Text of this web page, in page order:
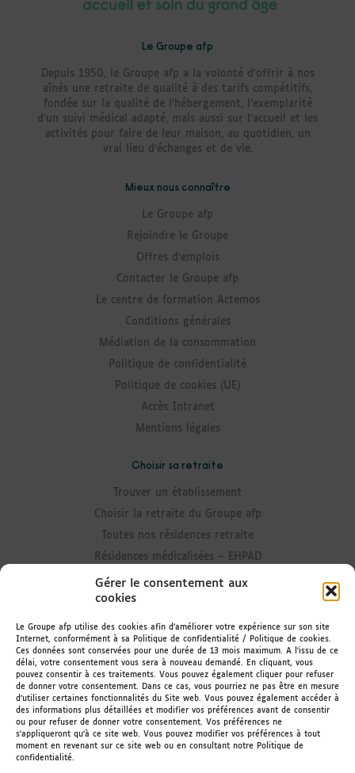
Gérer le consentement aux
cookies
Le Groupe afp utilise des cookies afin d’améliorer votre expérience sur son site
Internet, conformément à sa Politique de confidentialité / Politique de cookies.
Ces données sont conservées pour une durée de 13 mois maximum. A l’issu de ce
délai, votre consentement vous sera à nouveau demandé. En cliquant, vous
pouvez consentir à ces traitements. Vous pouvez également cliquer pour refuser
de donner votre consentement. Dans ce cas, vous pourriez ne pas être en mesure
d’utiliser certaines fonctionnalités du Site web. Vous pouvez également accéder à
des informations plus détaillées et modifier vos préférences avant de consentir
ou pour refuser de donner votre consentement. Vos préférences ne
s'appliqueront qu’à ce site web. Vous pouvez modifier vos préférences à tout
moment en revenant sur ce site web ou en consultant notre Politique de
confidentialité.
Le Groupe afp
Depuis 1950, le Groupe afp a la volonté d’offrir à nos
aînés une retraite de qualité à des tarifs compétitifs,
fondée sur la qualité de l’hébergement, l’exemplarité
d’un suivi médical adapté, mais aussi sur l’accueil et les
activités pour faire de leur maison, au quotidien, un
vrai lieu d’échanges et de vie.
Mieux nous connaître
Le Groupe afp
Rejoindre le Groupe
Offres d’emplois
Contacter le Groupe afp
Le centre de formation Actemos
Conditions générales
Médiation de la consommation
Politique de confidentialité
Politique de cookies (UE)
Accès Intranet
Mentions légales
Choisir sa retraite
Trouver un établissement
Choisir la retraite du Groupe afp
Toutes nos résidences retraite
Résidences médicalisées – EHPAD
Résidences avec Unité Alzheimer
Résidences senior
Résidences avec accueil de jour
Résidences avec portage de repas
Rester informé
Actualités des résidences
Le Magazine
Recevoir la newsletter